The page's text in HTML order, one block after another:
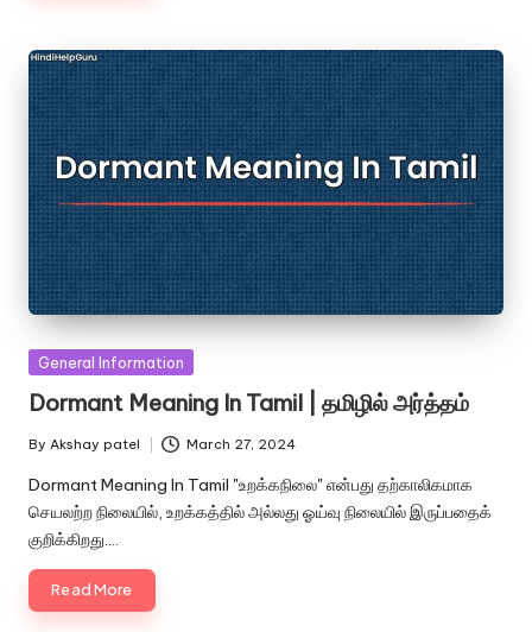
Posted
General Information
Dormant Meaning In Tamil | தமிழில் அர்த்தம்
Posted
by
By Akshay patel March 27, 2024
Dormant Meaning In Tamil "உறக்கநிலை" என்பது தற்காலிகமாக
செயலற்ற நிலையில், உறக்கத்தில் அல்லது ஓய்வு நிலையில் இருப்பதைக்
குறிக்கிறது.…
Read More